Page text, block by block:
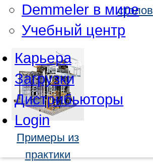
Demmeler в мире
Учебный центр
Карьера
Загрузки
Дистрибьюторы
Login
столов
Примеры из
практики